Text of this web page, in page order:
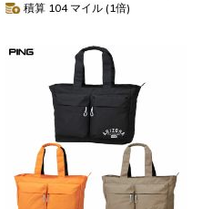
積算 104 マイル (1倍)